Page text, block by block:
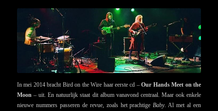
In mei 2014 bracht Bird on the Wire haar eerste cd –Our Hands Meet on the
Moon – uit. En natuurlijk staat dit album vanavond centraal. Maar ook enkele
nieuwe nummers passeren de revue, zoals het prachtige Baby. Al met al een